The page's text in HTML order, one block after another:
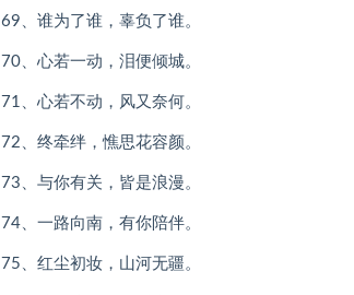
69、谁为了谁，辜负了谁。
70、心若一动，泪便倾城。
71、心若不动，风又奈何。
72、终牵绊，憔思花容颜。
73、与你有关，皆是浪漫。
74、一路向南，有你陪伴。
75、红尘初妆，山河无疆。